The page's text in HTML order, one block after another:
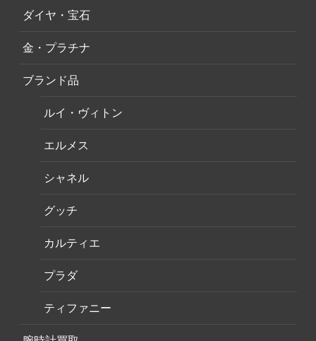
ダイヤ・宝石
金・プラチナ
ブランド品
ルイ・ヴィトン
エルメス
シャネル
グッチ
カルティエ
プラダ
ティファニー